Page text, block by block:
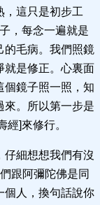
，這只是初步工
，每念一遍就是
的毛病。我們照鏡
就是修正。心裏面
個鏡子照一照，知
來。所以第一步是
]來修行。
仔細想想我們有沒
跟阿彌陀佛是同
個人，換句話說你